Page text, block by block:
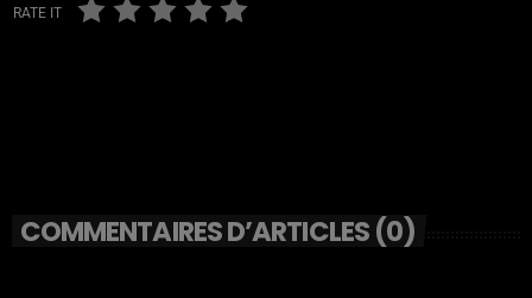
RATE IT
COMMENTAIRES D’ARTICLES (0)